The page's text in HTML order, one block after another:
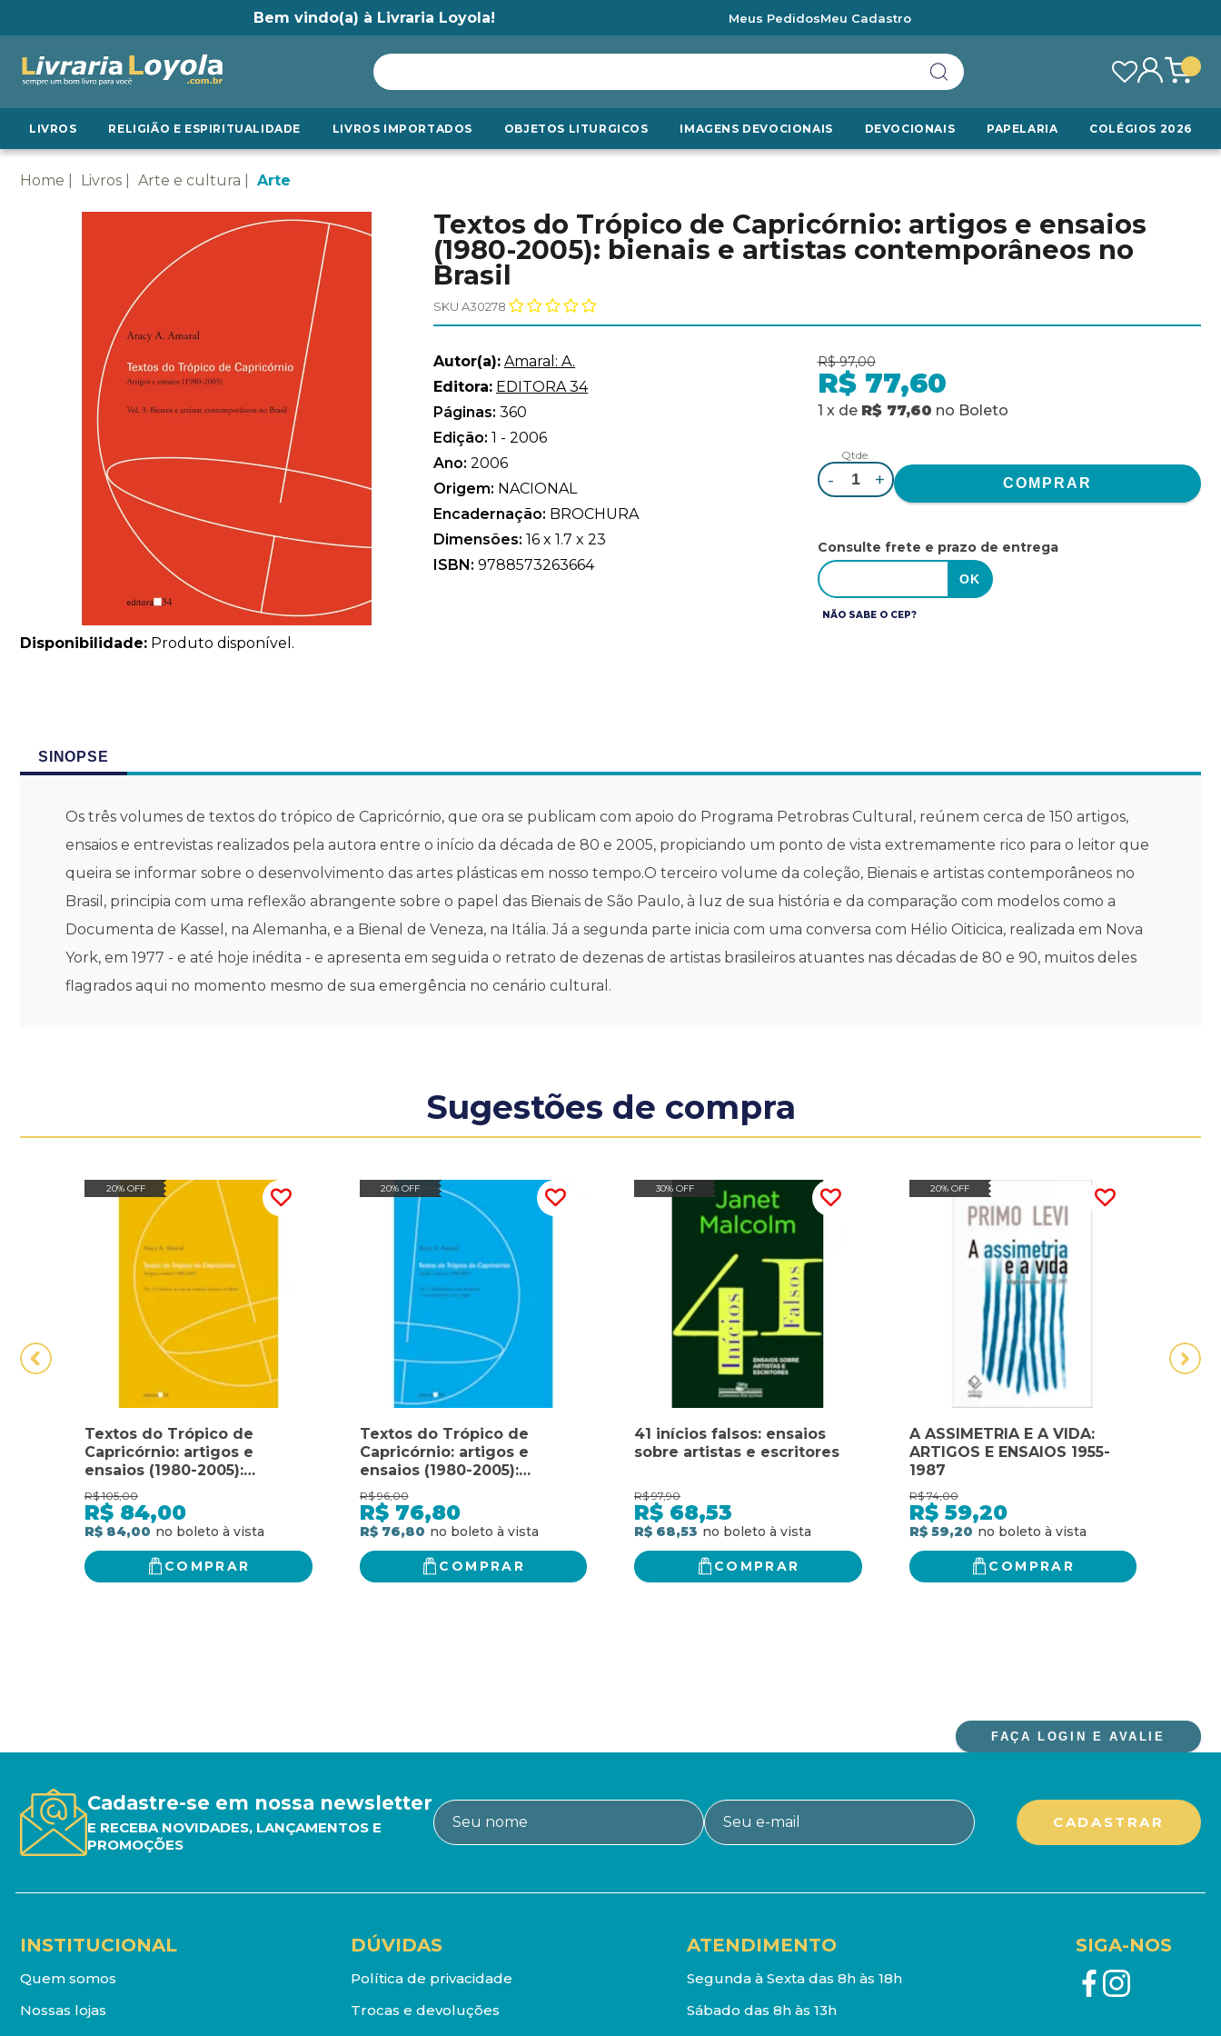
Bem vindo(a) à Livraria Loyola! Meus PedidosMeu Cadastro
LIVROS RELIGIÃO E ESPIRITUALIDADE LIVROS IMPORTADOS OBJETOS LITURGICOS IMAGENS DEVOCIONAIS DEVOCIONAIS PAPELARIA COLÉGIOS 2026
Home Livros Arte e cultura Arte
Disponibilidade: Produto disponível.
Textos do Trópico de Capricórnio: artigos e ensaios
(1980-2005): bienais e artistas contemporâneos no
Brasil
SKU A30278
Autor(a): Amaral: A.
Editora: EDITORA 34
Páginas: 360
Edição: 1 - 2006
Ano: 2006
Origem: NACIONAL
Encadernação: BROCHURA
Dimensões: 16 x 1.7 x 23
ISBN: 9788573263664
R$ 97,00
R$ 77,60
1 x de R$ 77,60 no Boleto
Qtde.
- +
Consulte frete e prazo de entrega
NÃO SABE O CEP?
SINOPSE
Os três volumes de textos do trópico de Capricórnio, que ora se publicam com apoio do Programa Petrobras Cultural, reúnem cerca de 150 artigos,
ensaios e entrevistas realizados pela autora entre o início da década de 80 e 2005, propiciando um ponto de vista extremamente rico para o leitor que
queira se informar sobre o desenvolvimento das artes plásticas em nosso tempo.O terceiro volume da coleção, Bienais e artistas contemporâneos no
Brasil, principia com uma reflexão abrangente sobre o papel das Bienais de São Paulo, à luz de sua história e da comparação com modelos como a
Documenta de Kassel, na Alemanha, e a Bienal de Veneza, na Itália. Já a segunda parte inicia com uma conversa com Hélio Oiticica, realizada em Nova
York, em 1977 - e até hoje inédita - e apresenta em seguida o retrato de dezenas de artistas brasileiros atuantes nas décadas de 80 e 90, muitos deles
flagrados aqui no momento mesmo de sua emergência no cenário cultural.
Sugestões de compra
20% OFF
Textos do Trópico de
Capricórnio: artigos e
ensaios (1980-2005):
circuitos de arte na América
Latina e no Brasil
R$ 105,00
R$ 84,00
R$ 84,00
COMPRAR
20% OFF
Textos do Trópico de
Capricórnio: artigos e
ensaios (1980-2005):
Modernismo, arte moderna
e o compromisso com o
lugar
R$ 96,00
R$ 76,80
R$ 76,80
COMPRAR
30% OFF
41 inícios falsos: ensaios
sobre artistas e escritores
R$ 97,90
R$ 68,53
R$ 68,53
COMPRAR
20% OFF
A ASSIMETRIA E A VIDA:
ARTIGOS E ENSAIOS 1955-
1987
R$ 74,00
R$ 59,20
R$ 59,20
COMPRAR
FAÇA LOGIN E AVALIE
Cadastre-se em nossa newsletter
E RECEBA NOVIDADES, LANÇAMENTOS E
PROMOÇÕES
INSTITUCIONAL
Quem somos
Nossas lojas
DÚVIDAS
Política de privacidade
Trocas e devoluções
ATENDIMENTO
Segunda à Sexta das 8h às 18h
Sábado das 8h às 13h
SIGA-NOS